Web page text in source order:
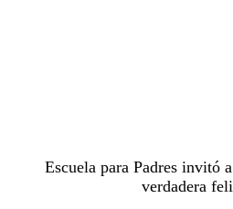
Escuela para Padres invitó
verdadera